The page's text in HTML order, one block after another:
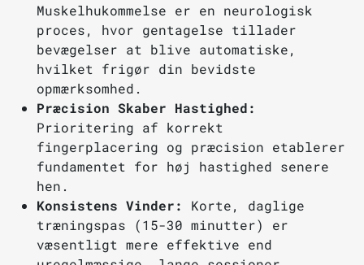
Muskelhukommelse er en neurologisk
proces, hvor gentagelse tillader
bevægelser at blive automatiske,
hvilket frigør din bevidste
opmærksomhed.
Præcision Skaber Hastighed:
Prioritering af korrekt
fingerplacering og præcision etablerer
fundamentet for høj hastighed senere
hen.
Konsistens Vinder:
Korte, daglige
træningspas (15-30 minutter) er
væsentligt mere effektive end